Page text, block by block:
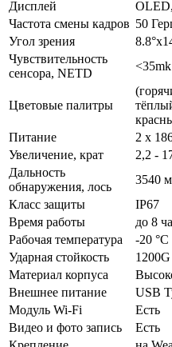
Дисплей
Частота смены кадров 50
Угол зрения
Чувствительность
сенсора, NETD
<35mk
Цветовые палитры
Питание
2 x
Увеличение, крат
2,2 -
Дальность
обнаружения, лось
3540 м
Класс защиты
IP67
Время работы
до 8
Рабочая температура
-20
Ударная стойкость
1200G
Материал корпуса
Внешнее питание
USB
Модуль Wi-Fi
Есть
Видео и фото запись
Есть